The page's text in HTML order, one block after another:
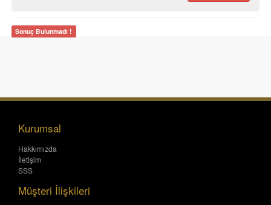
Sonuç Bulunmadı !
Kurumsal
Hakkımızda
İletişim
SSS
Müşteri İlişkileri